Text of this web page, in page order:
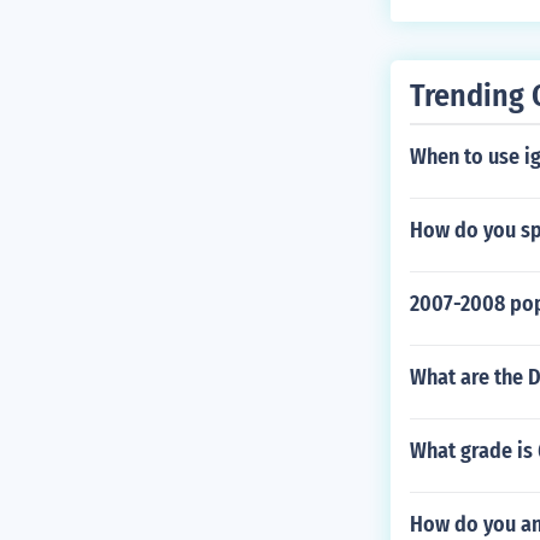
a katangian
arehong
sukdol ang
angian sa
Talagang
Trending
When to use
How do you
2007-2008
What are the
What grade
How do you